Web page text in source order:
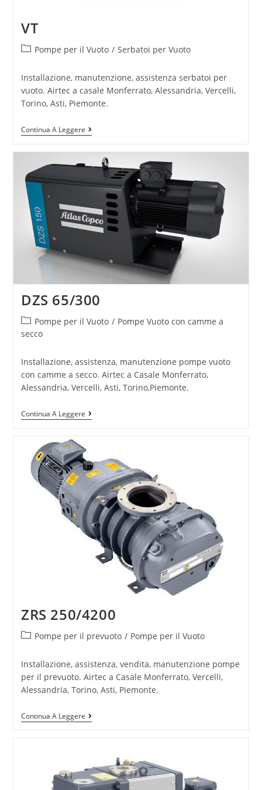
VT
Pompe per il Vuoto / Serbatoi per Vuoto
Installazione, manutenzione, assistenza serbatoi per
vuoto. Airtec a casale Monferrato, Alessandria, Vercelli,
Torino, Asti, Piemonte.
Continua A Leggere
DZS 65/300
Pompe per il Vuoto / Pompe Vuoto con camme a
secco
Installazione, assistenza, manutenzione pompe vuoto
con camme a secco. Airtec a Casale Monferrato,
Alessandria, Vercelli, Asti, Torino,Piemonte.
Continua A Leggere
ZRS 250/4200
Pompe per il prevuoto / Pompe per il Vuoto
Installazione, assistenza, vendita, manutenzione pompe
per il prevuoto. Airtec a Casale Monferrato, Vercelli,
Alessandria, Torino, Asti, Piemonte.
Continua A Leggere